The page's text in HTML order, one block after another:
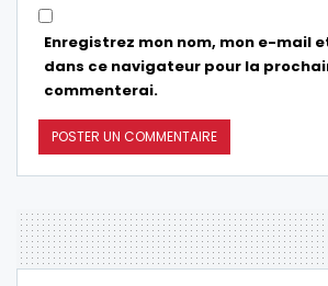
Enregistrez mon nom, mon e-mail
dans ce navigateur pour la
commenterai.